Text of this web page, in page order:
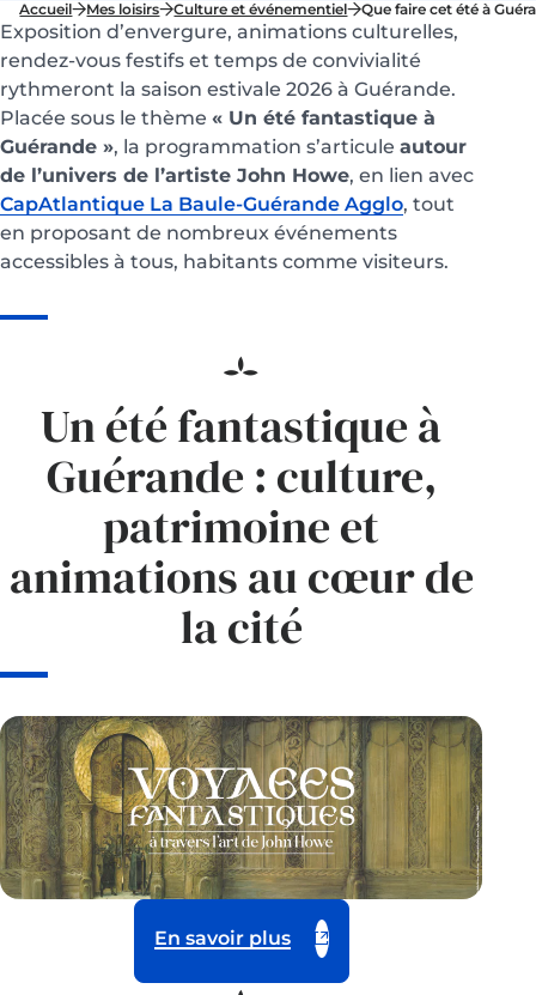
Accueil Mes loisirs Culture et événementiel Que faire cet été à
Exposition d’envergure, animations culturelles,
rendez-vous festifs et temps de convivialité
rythmeront la saison estivale 2026 à Guérande.
Placée sous le thème « Un été fantastique à
Guérande », la programmation s’articule autour
de l’univers de l’artiste John Howe, en lien avec
CapAtlantique La Baule-Guérande Agglo, tout
en proposant de nombreux événements
accessibles à tous, habitants comme visiteurs.
Un été fantastique à
Guérande : culture,
patrimoine et
animations au cœur de
la cité
En savoir plus